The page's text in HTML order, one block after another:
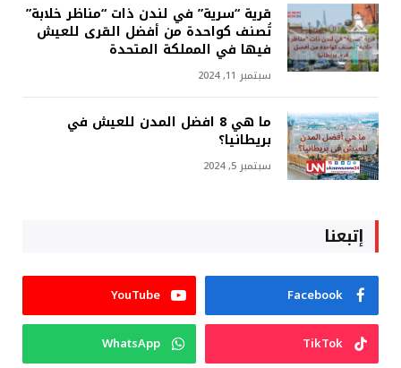
قرية “سرية” في لندن ذات “مناظر خلابة”
تُصنف كواحدة من أفضل القرى للعيش
فيها في المملكة المتحدة
سبتمبر 11, 2024
ما هي 8 افضل المدن للعيش في
بريطانيا؟
سبتمبر 5, 2024
إتبعنا
Facebook
YouTube
TikTok
WhatsApp